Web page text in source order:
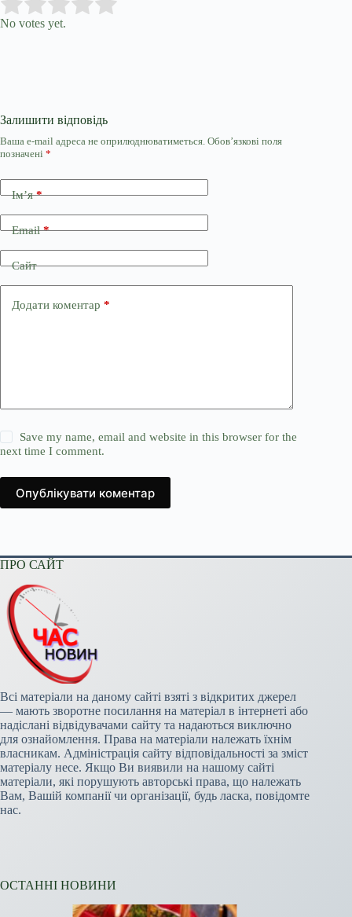
Rate this item:
No votes yet.
Залишити відповідь
Ваша e-mail адреса не оприлюднюватиметься. Обов’язкові поля
позначені *
Ім’я*
Email*
Сайт
Додати коментар *
Save my name, email and website in this browser for the
next time I comment.
Опублікувати коментар
ПРО САЙТ
Всі матеріали на даному сайті взяті з відкритих джерел
— мають зворотне посилання на матеріал в інтернеті або
надіслані відвідувачами сайту та надаються виключно
для ознайомлення. Права на матеріали належать їхнім
власникам. Адміністрація сайту відповідальності за зміст
матеріалу несе. Якщо Ви виявили на нашому сайті
матеріали, які порушують авторські права, що належать
Вам, Вашій компанії чи організації, будь ласка, повідомте
нас.
ОСТАННІ НОВИНИ